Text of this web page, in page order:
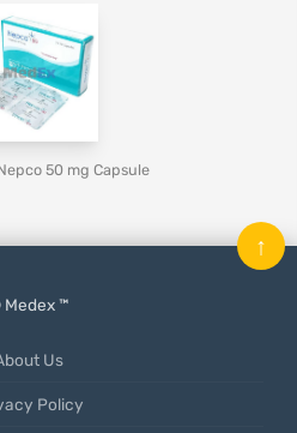
50 mg Capsule
™
Us
Policy
↑